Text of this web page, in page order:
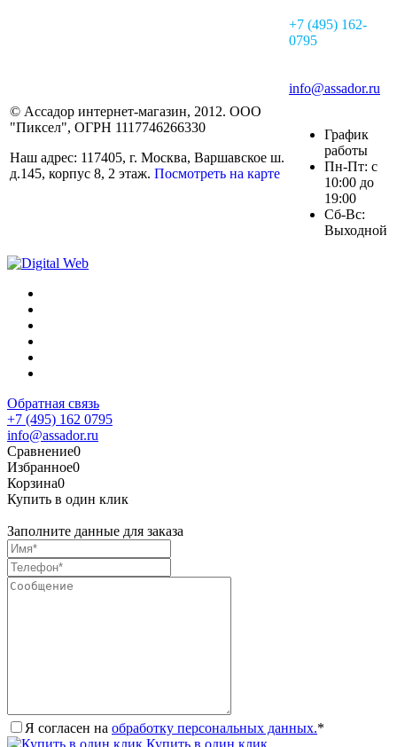
© Ассадор интернет-магазин, 2012. ООО
"Пиксел", ОГРН 1117746266330
Наш адрес: 117405, г. Москва, Варшавское ш.
д.145, корпус 8, 2 этаж. Посмотреть на карте
+7 (495) 162-
0795
info@assador.ru
График
работы
Пн-Пт: с
10:00 до
19:00
Сб-Вс:
Выходной
Обратная связь
+7 (495) 162 0795
info@assador.ru
Сравнение0
Избранное0
Корзина0
Купить в один клик
Заполните данные для заказа
Я согласен на обработку персональных данных.*
Купить в один клик